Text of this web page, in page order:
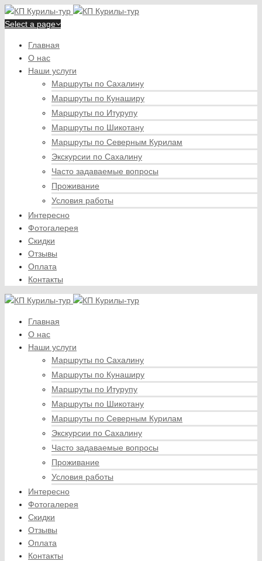
Select a page
Главная
О нас
Наши услуги
Маршруты по Сахалину
Маршруты по Кунаширу
Маршруты по Итурупу
Маршруты по Шикотану
Маршруты по Северным Курилам
Экскурсии по Сахалину
Часто задаваемые вопросы
Проживание
Условия работы
Интересно
Фотогалерея
Скидки
Отзывы
Оплата
Контакты
Главная
О нас
Наши услуги
Маршруты по Сахалину
Маршруты по Кунаширу
Маршруты по Итурупу
Маршруты по Шикотану
Маршруты по Северным Курилам
Экскурсии по Сахалину
Часто задаваемые вопросы
Проживание
Условия работы
Интересно
Фотогалерея
Скидки
Отзывы
Оплата
Контакты